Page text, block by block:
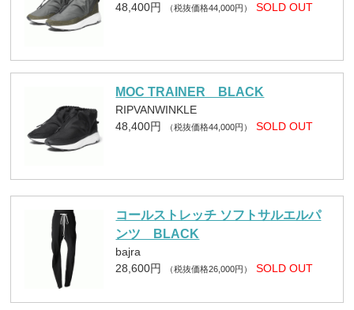
48,400円
（税抜価格44,000円） SOLD OUT
MOC TRAINER BLACK
RIPVANWINKLE
48,400円
（税抜価格44,000円） SOLD OUT
コールストレッチ ソフトサルエルパ
ンツ BLACK
bajra
28,600円
（税抜価格26,000円） SOLD OUT